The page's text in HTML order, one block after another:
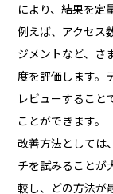
により、結果を定
例えば、アクセス
ジメントなど、さ
度を評価します。
レビューすること
ことができます。
改善方法としては
チを試みることが
較し、どの方法が